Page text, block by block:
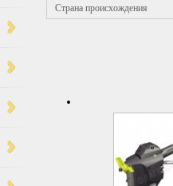
Страна происхождения